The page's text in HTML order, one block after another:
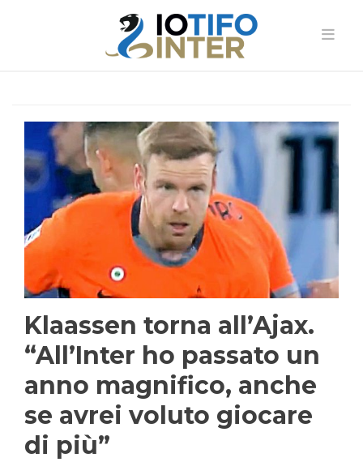
Klaassen torna all’Ajax.
“All’Inter ho passato un
anno magnifico, anche
se avrei voluto giocare
di più”